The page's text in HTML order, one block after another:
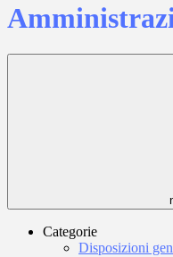
Categorie
Disposizioni